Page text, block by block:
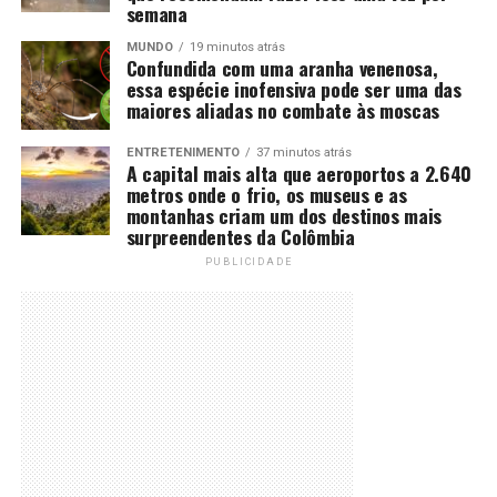
semana
MUNDO 19 minutos atrás
Confundida com uma aranha venenosa,
essa espécie inofensiva pode ser uma das
maiores aliadas no combate às moscas
ENTRETENIMENTO 37 minutos atrás
A capital mais alta que aeroportos a 2.640
metros onde o frio, os museus e as
montanhas criam um dos destinos mais
surpreendentes da Colômbia
PUBLICIDADE